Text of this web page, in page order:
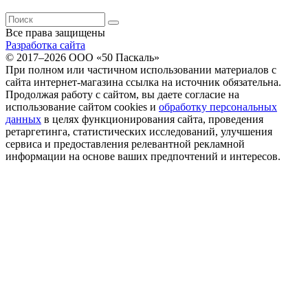
Все права защищены
Разработка сайта
© 2017–2026 ООО «50 Паскаль»
При полном или частичном использовании материалов с
сайта интернет-магазина ссылка на источник обязательна.
Продолжая работу с сайтом, вы даете согласие на
использование сайтом cookies и обработку персональных
данных в целях функционирования сайта, проведения
ретаргетинга, статистических исследований, улучшения
сервиса и предоставления релевантной рекламной
информации на основе ваших предпочтений и интересов.